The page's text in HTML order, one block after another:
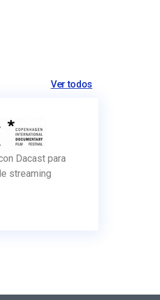
Ver todos
Dacast para
streaming